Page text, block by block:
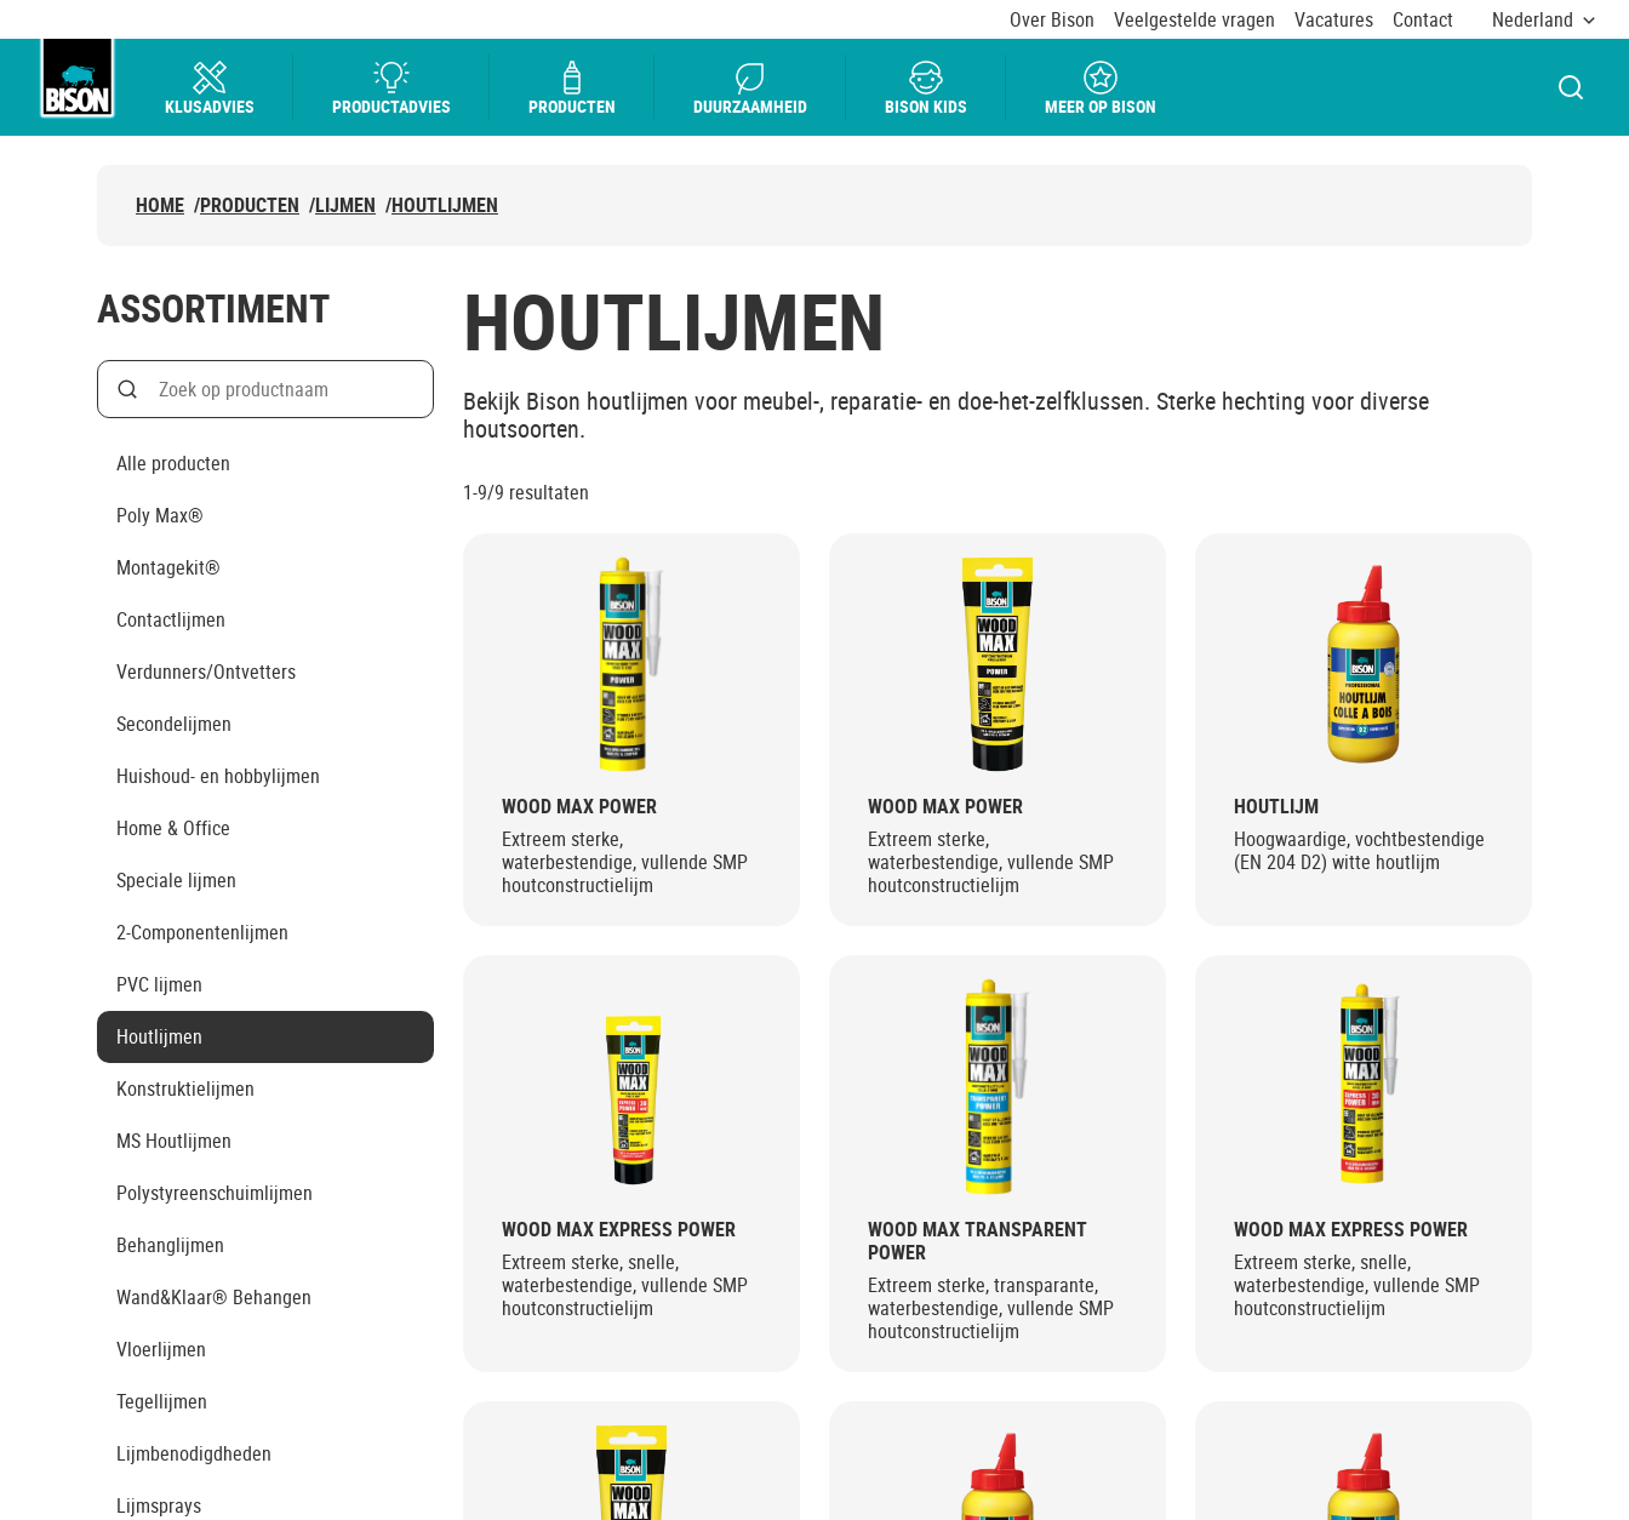
Over Bison Veelgestelde vragen Vacatures Contact Nederland
KLUSADVIES PRODUCTADVIES PRODUCTEN DUURZAAMHEID BISON KIDS MEER OP BISON
HOME /PRODUCTEN /LIJMEN /HOUTLIJMEN
ASSORTIMENT
Search
Zoek op productnaam
Alle producten
Poly Max®
Montagekit®
Contactlijmen
Verdunners/Ontvetters
Secondelijmen
Huishoud- en hobbylijmen
Home & Office
Speciale lijmen
2-Componentenlijmen
PVC lijmen
Houtlijmen
Konstruktielijmen
MS Houtlijmen
Polystyreenschuimlijmen
Behanglijmen
Wand&Klaar® Behangen
Vloerlijmen
Tegellijmen
Lijmbenodigdheden
Lijmsprays
HOUTLIJMEN
Bekijk Bison houtlijmen voor meubel-, reparatie- en doe-het-zelfklussen. Sterke hechting voor diverse
houtsoorten.
1-9/9 resultaten
WOOD MAX POWER
Extreem sterke,
waterbestendige, vullende SMP
houtconstructielijm
WOOD MAX POWER
Extreem sterke,
waterbestendige, vullende SMP
houtconstructielijm
HOUTLIJM
Hoogwaardige, vochtbestendige
(EN 204 D2) witte houtlijm
WOOD MAX EXPRESS POWER
Extreem sterke, snelle,
waterbestendige, vullende SMP
houtconstructielijm
WOOD MAX TRANSPARENT
POWER
Extreem sterke, transparante,
waterbestendige, vullende SMP
houtconstructielijm
WOOD MAX EXPRESS POWER
Extreem sterke, snelle,
waterbestendige, vullende SMP
houtconstructielijm